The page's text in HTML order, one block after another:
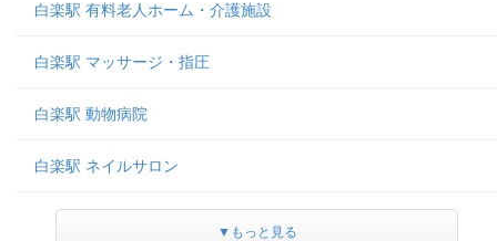
白楽駅 有料老人ホーム・介護施設
白楽駅 マッサージ・指圧
白楽駅 動物病院
白楽駅 ネイルサロン
▼もっと見る